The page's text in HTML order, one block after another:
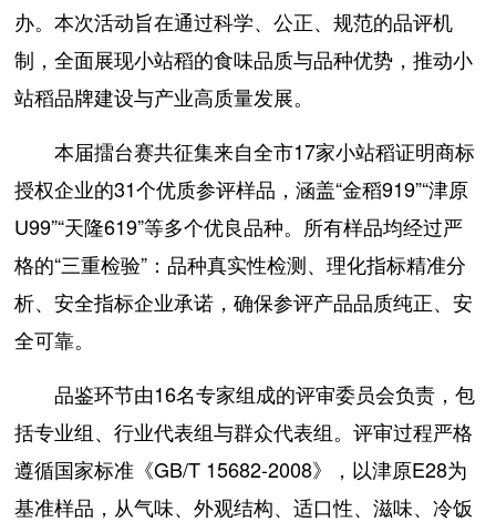
办。本次活动旨在通过科学、公正、规范的品评机
制，全面展现小站稻的食味品质与品种优势，推动小
站稻品牌建设与产业高质量发展。
本届擂台赛共征集来自全市17家小站稻证明商标
授权企业的31个优质参评样品，涵盖“金稻919”“津原
U99”“天隆619”等多个优良品种。所有样品均经过严
格的“三重检验”：品种真实性检测、理化指标精准分
析、安全指标企业承诺，确保参评产品品质纯正、安
全可靠。
品鉴环节由16名专家组成的评审委员会负责，包
括专业组、行业代表组与群众代表组。评审过程严格
遵循国家标准《GB/T 15682-2008》，以津原E28为
基准样品，从气味、外观结构、适口性、滋味、冷饭